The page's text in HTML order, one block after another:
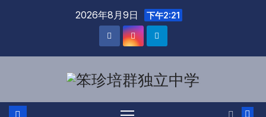
2026年8月9日 下午2:21